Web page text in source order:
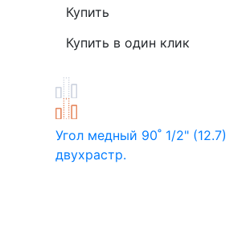
Угол медный 90˚ 1/2" (12.7)
двухрастр.